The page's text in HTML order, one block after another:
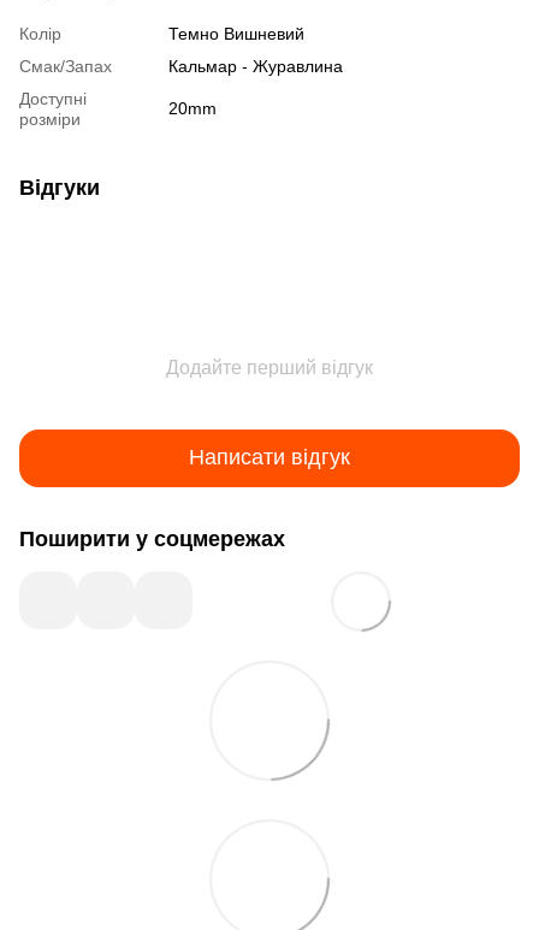
Колір
Темно Вишневий
Смак/Запах
Кальмар - Журавлина
Доступні
розміри
20mm
Відгуки
Додайте перший відгук
Написати відгук
Поширити у соцмережах